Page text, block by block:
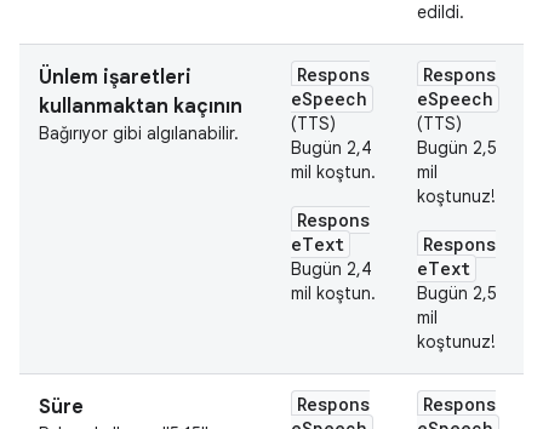
edildi.
Ünlem işaretleri
kullanmaktan kaçının
Bağırıyor gibi algılanabilir.
Respons
eSpeech
(TTS)
Bugün 2,4
mil koştun.
Respons
eText
Bugün 2,4
mil koştun.
Respons
eSpeech
(TTS)
Bugün 2,5
mil
koştunuz!
Respons
eText
Bugün 2,5
mil
koştunuz!
Süre
Respons
Respons